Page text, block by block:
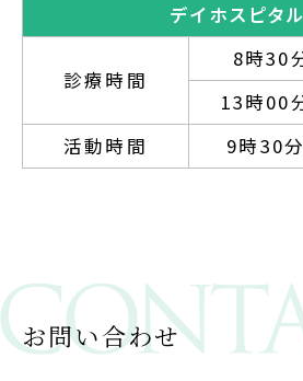
デイホスピタル
診療時間
8時30
13時00
活動時間
9時30
お問い合わせ